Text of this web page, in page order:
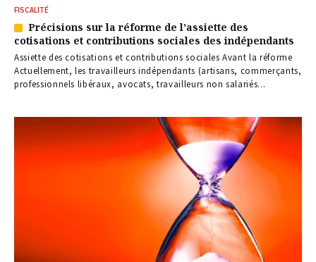
FISCALITÉ
Article
réservé
à
nos
abonnés
Précisions sur la réforme de l’assiette des
cotisations et contributions sociales des indépendants
Assiette des cotisations et contributions sociales Avant la réforme
Actuellement, les travailleurs indépendants (artisans, commerçants,
professionnels libéraux, avocats, travailleurs non salariés...